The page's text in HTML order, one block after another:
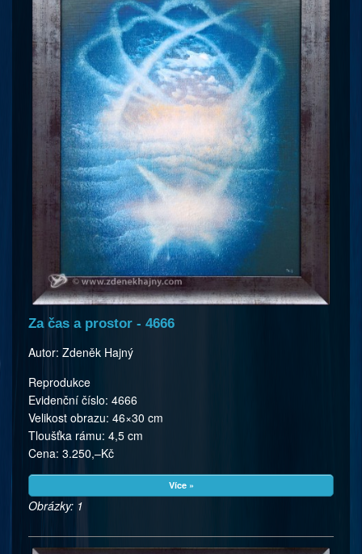
Za čas a prostor - 4666
Autor: Zdeněk Hajný
Reprodukce
Evidenční číslo: 4666
Velikost obrazu: 46×30 cm
Tloušťka rámu: 4,5 cm
Cena: 3.250,–Kč
Více »
Obrázky: 1